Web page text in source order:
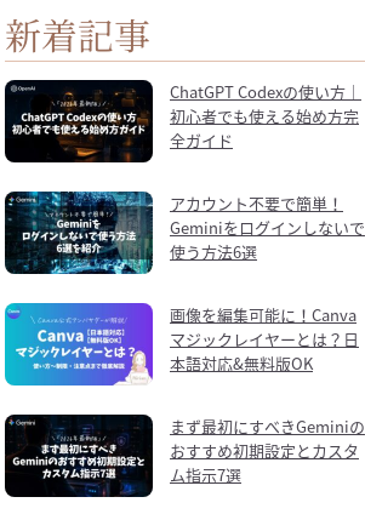
新着記事
ChatGPT Codexの使い方｜
初心者でも使える始め方完
全ガイド
アカウント不要で簡単！
Geminiをログインしないで
使う方法6選
画像を編集可能に！Canva
マジックレイヤーとは？日
本語対応&無料版OK
まず最初にすべきGeminiの
おすすめ初期設定とカスタ
ム指示7選